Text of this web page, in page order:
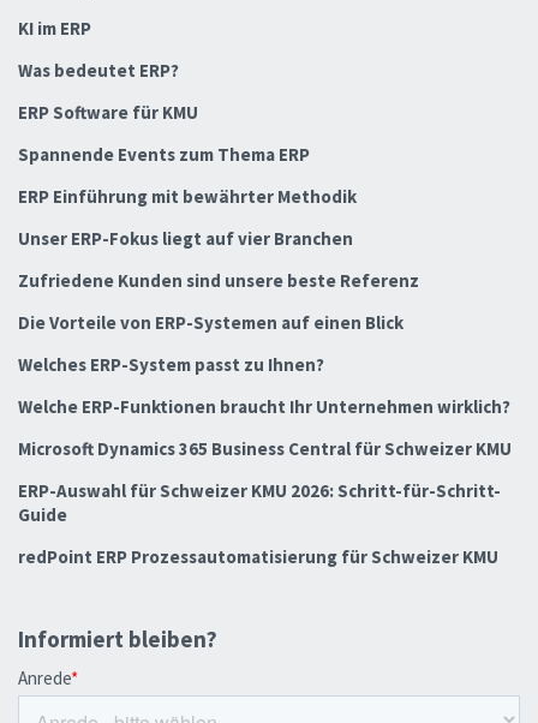
KI im ERP
Was bedeutet ERP?
ERP Software für KMU
Spannende Events zum Thema ERP
ERP Einführung mit bewährter Methodik
Unser ERP-Fokus liegt auf vier Branchen
Zufriedene Kunden sind unsere beste Referenz
Die Vorteile von ERP-Systemen auf einen Blick
Welches ERP-System passt zu Ihnen?
Welche ERP-Funktionen braucht Ihr Unternehmen wirklich?
Microsoft Dynamics 365 Business Central für Schweizer KMU
ERP-Auswahl für Schweizer KMU 2026: Schritt-für-Schritt-
Guide
redPoint ERP Prozessautomatisierung für Schweizer KMU
Informiert bleiben?